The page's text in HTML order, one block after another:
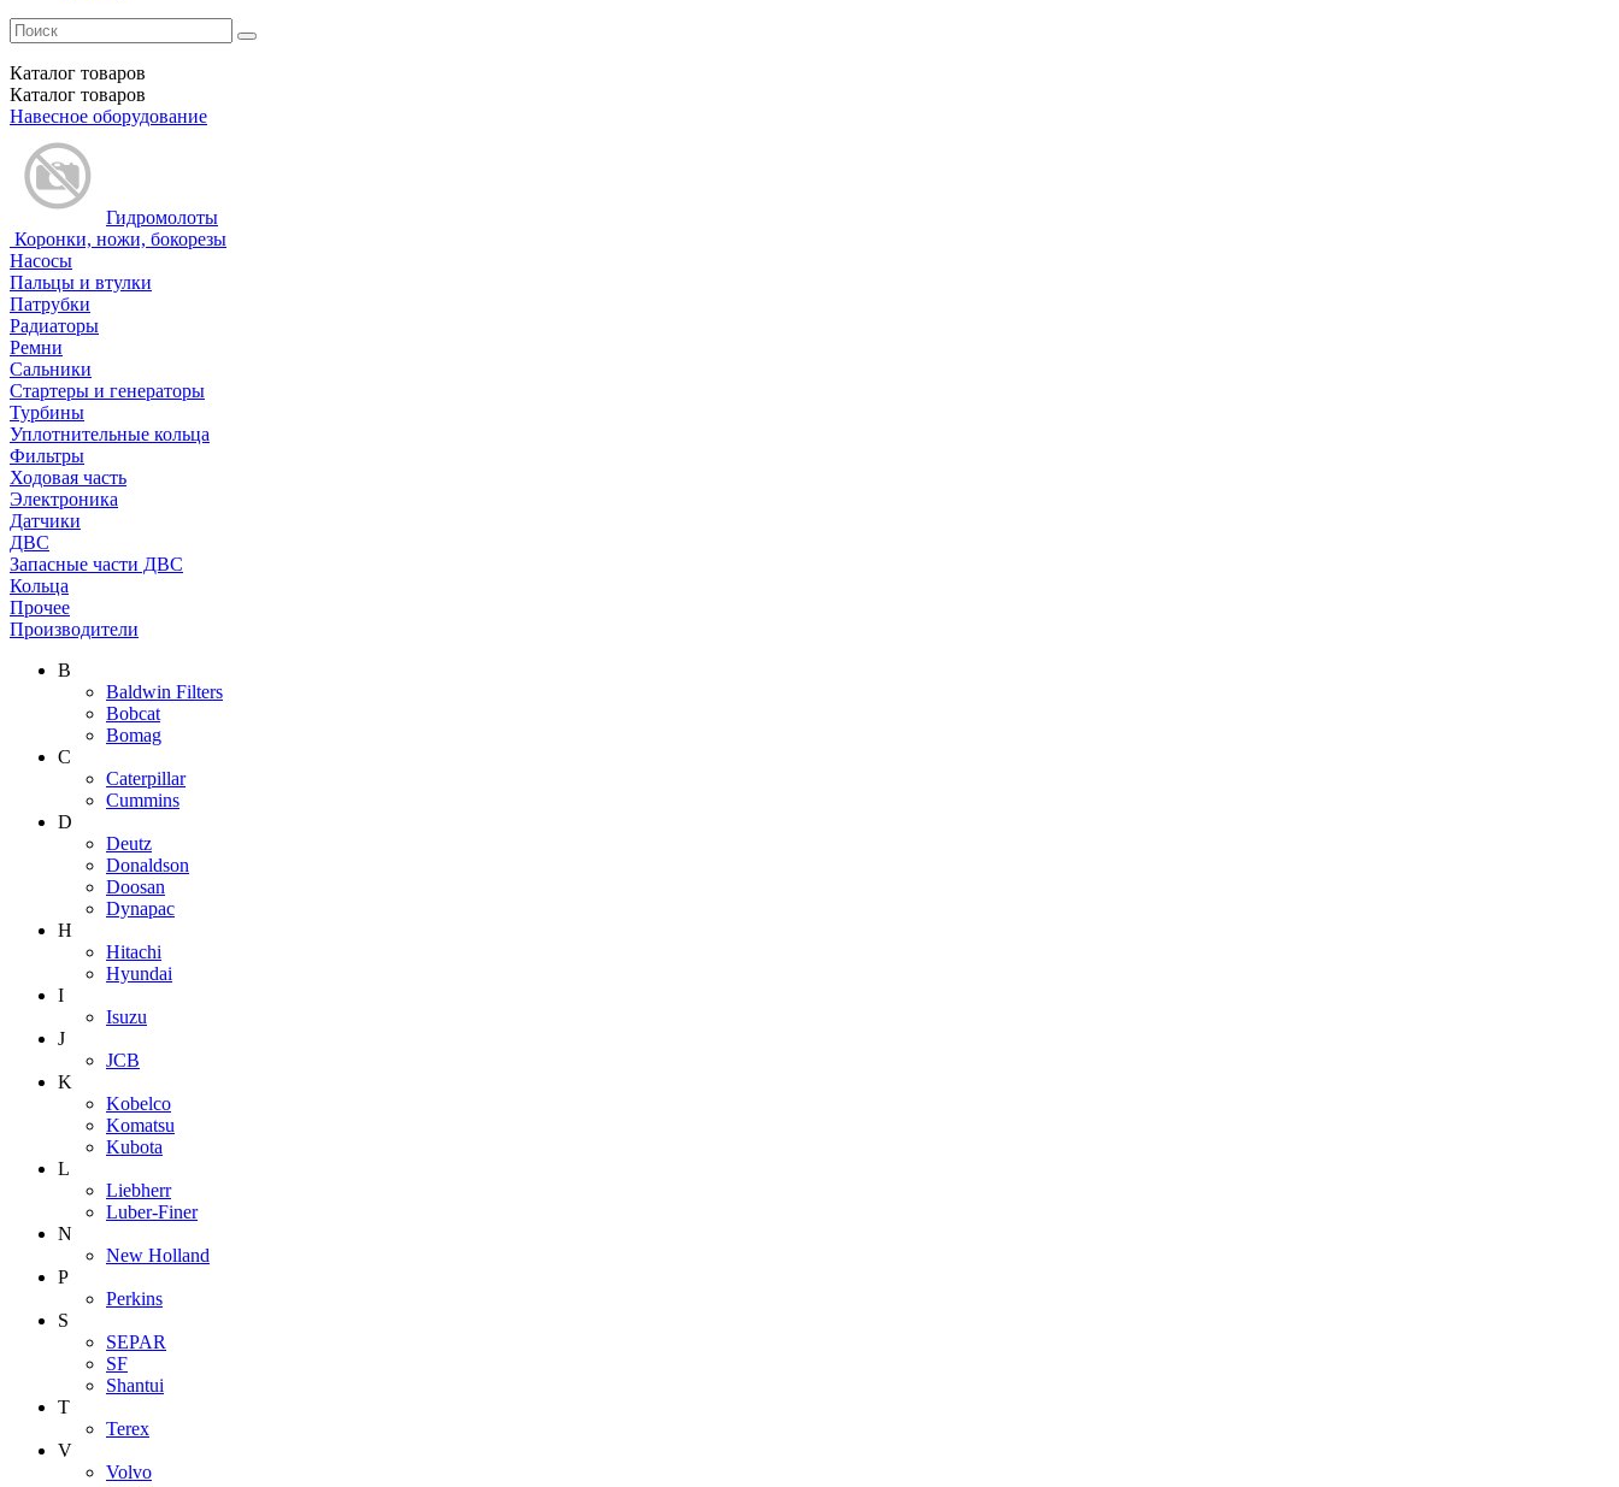
Каталог товаров
Каталог товаров
Навесное оборудование
Гидромолоты
Коронки, ножи, бокорезы
Насосы
Пальцы и втулки
Патрубки
Радиаторы
Ремни
Сальники
Стартеры и генераторы
Турбины
Уплотнительные кольца
Фильтры
Ходовая часть
Электроника
Датчики
ДВС
Запасные части ДВС
Кольца
Прочее
Производители
B
Baldwin Filters
Bobcat
Bomag
C
Caterpillar
Cummins
D
Deutz
Donaldson
Doosan
Dynapac
H
Hitachi
Hyundai
I
Isuzu
J
JCB
K
Kobelco
Komatsu
Kubota
L
Liebherr
Luber-Finer
N
New Holland
P
Perkins
S
SEPAR
SF
Shantui
T
Terex
V
Volvo